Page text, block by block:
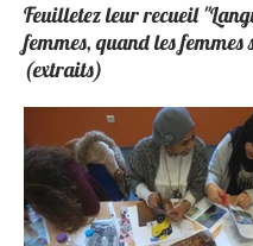
Feuilletez leur recueil
femmes, quand les femmes
(extraits)